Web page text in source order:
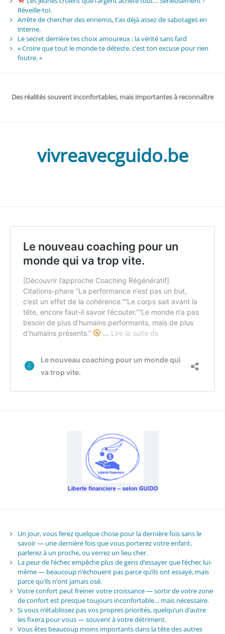
Réveille-toi.
Arrête de chercher des ennemis, t’as déjà assez de sabotages en
interne.
Le secret derrière tes choix amoureux : la vérité sans fard
« Croire que tout le monde te déteste, c’est ton excuse pour rien
foutre. »
Des réalités souvent inconfortables, mais importantes à reconnaître
vivreavecguido.be
Un jour, vous ferez quelque chose pour la dernière fois sans le
savoir — une dernière fois que vous porterez votre enfant,
parlerez à un proche, ou verrez un lieu cher.
La peur de l’échec empêche plus de gens d’essayer que l’échec lui-
même — beaucoup n’échouent pas parce qu’ils ont essayé, mais
parce qu’ils n’ont jamais osé.
Votre confort peut freiner votre croissance — sortir de votre zone
de confort est presque toujours inconfortable… mais nécessaire.
Si vous n’établissez pas vos propres priorités, quelqu’un d’autre
les fixera pour vous — souvent à votre détriment.
Vous êtes beaucoup moins importants dans la tête des autres